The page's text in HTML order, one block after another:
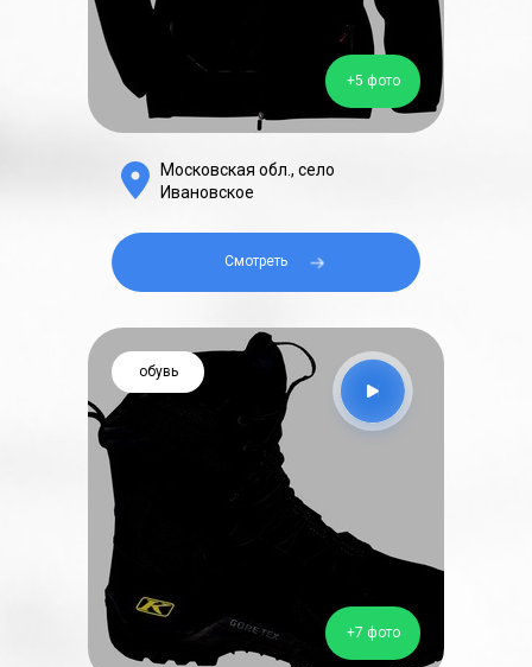
обувь
+5 фото
+7 фото
Смотреть⠀⠀
Московская обл., село
Ивановское